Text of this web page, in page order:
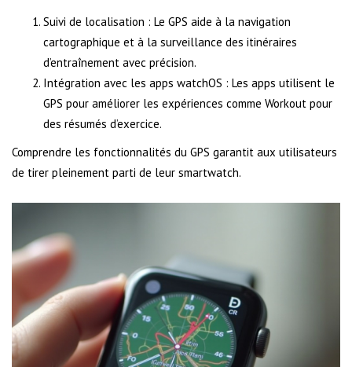
Suivi de localisation : Le GPS aide à la navigation
cartographique et à la surveillance des itinéraires
d’entraînement avec précision.
Intégration avec les apps watchOS : Les apps utilisent le
GPS pour améliorer les expériences comme Workout pour
des résumés d’exercice.
Comprendre les fonctionnalités du GPS garantit aux utilisateurs
de tirer pleinement parti de leur smartwatch.